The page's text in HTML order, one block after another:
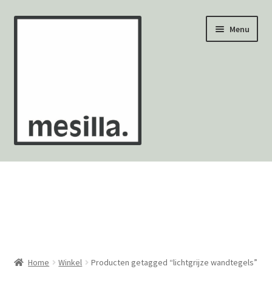
Ga
Ga
Menu
Wandtegels
Mozaïekvellen
Home Winkel Producten getagged “lichtgrijze wandtegels”